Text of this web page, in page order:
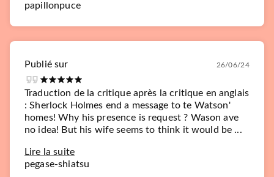
papillonpuce
Publié sur 26/06/24
Traduction de la critique après la critique en anglais
: Sherlock Holmes end a message to te Watson'
homes! Why his presence is request ? Wason ave
no idea! But his wife seems to think it would be ...
Lire la suite
pegase-shiatsu